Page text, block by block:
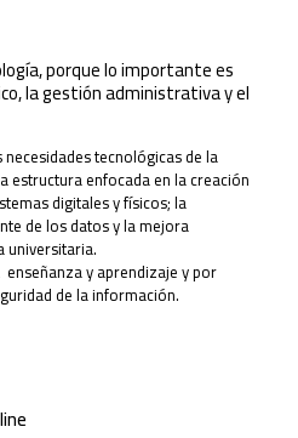
porque lo importante es
la gestión administrativa y el
tecnológicas de la
estructura enfocada en la creación
digitales y físicos; la
de los datos y la mejora
universitaria.
y aprendizaje y por
de la información.